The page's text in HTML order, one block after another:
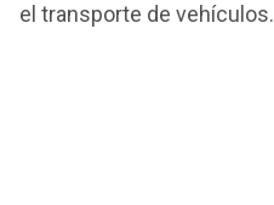
el transporte de vehículos.